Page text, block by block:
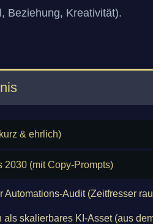
Beziehung, Kreativität).
& ehrlich)
2030 (mit Copy-Prompts)
Automations-Audit (Zeitfresser
als skalierbares KI-Asset (aus